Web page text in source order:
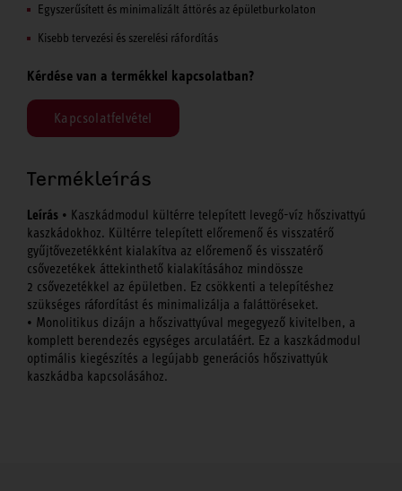
Egyszerűsített és minimalizált áttörés az épületburkolaton
Kisebb tervezési és szerelési ráfordítás
Kérdése van a termékkel kapcsolatban?
Kapcsolatfelvétel
Termékleírás
Leírás • Kaszkádmodul kültérre telepített levegő-víz hőszivattyú
kaszkádokhoz. Kültérre telepített előremenő és visszatérő
gyűjtővezetékként kialakítva az előremenő és visszatérő
csővezetékek áttekinthető kialakításához mindössze
2 csővezetékkel az épületben. Ez csökkenti a telepítéshez
szükséges ráfordítást és minimalizálja a faláttöréseket.
• Monolitikus dizájn a hőszivattyúval megegyező kivitelben, a
komplett berendezés egységes arculatáért. Ez a kaszkádmodul
optimális kiegészítés a legújabb generációs hőszivattyúk
kaszkádba kapcsolásához.